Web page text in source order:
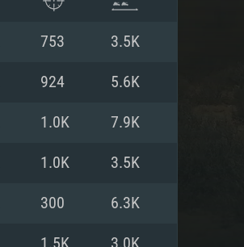
753 3.5K
924 5.6K
1.0K 7.9K
1.0K 3.5K
300 6.3K
1.5K 3.0K